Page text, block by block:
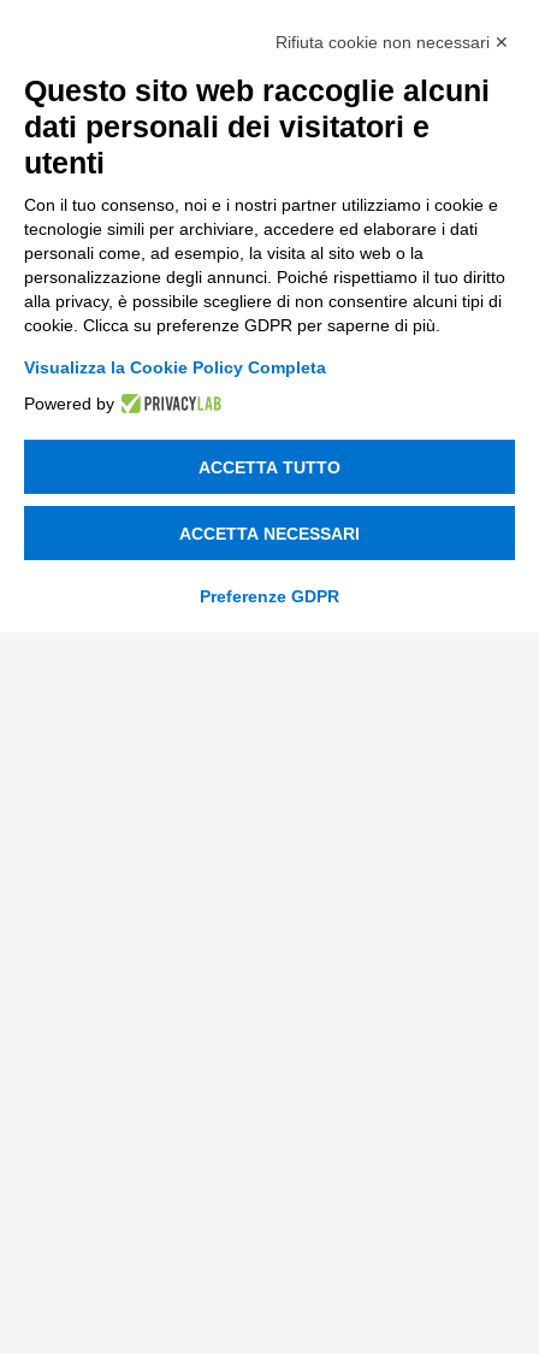
ESG
Finanza
Innovazione di prodotto e processo
Digital Marketing
Data & BI
Trasformazione Digitale
Compliance Normativa Integrata
Soluzioni Digitali
Supply Chain
Rifiuta cookie non necessari ✕
Questo sito web raccoglie alcuni
dati personali dei visitatori e
utenti
Con il tuo consenso, noi e i nostri partner utilizziamo i cookie e
tecnologie simili per archiviare, accedere ed elaborare i dati
personali come, ad esempio, la visita al sito web o la
personalizzazione degli annunci. Poiché rispettiamo il tuo diritto
alla privacy, è possibile scegliere di non consentire alcuni tipi di
cookie. Clicca su preferenze GDPR per saperne di più.
Visualizza la Cookie Policy Completa
Powered by
ACCETTA TUTTO
ACCETTA NECESSARI
Preferenze GDPR